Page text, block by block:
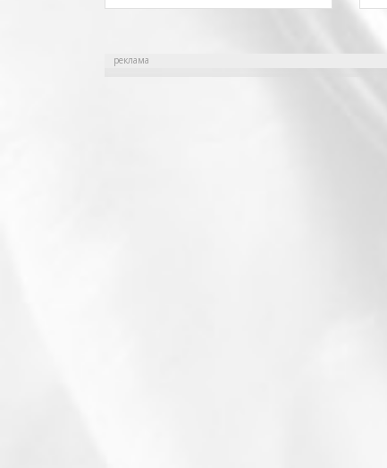
реклама